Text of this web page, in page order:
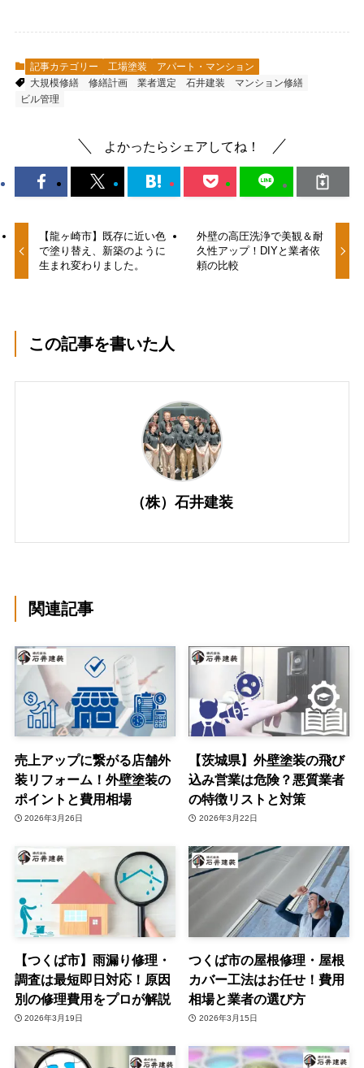
記事カテゴリー 工場塗装
アパート・マンション
大規模修繕
修繕計画 業者選定 石井建装
マンション修繕
ビル管理
よかったらシェアしてね！
【龍ヶ崎市】既存に近い色
で塗り替え、新築のように
生まれ変わりました。
外壁の高圧洗浄で美観＆耐
久性アップ！DIYと業者依
頼の比較
この記事を書いた人
（株）石井建装
関連記事
売上アップに繋がる店舗外
装リフォーム！外壁塗装の
ポイントと費用相場
2026年3月26日
【茨城県】外壁塗装の飛び
込み営業は危険？悪質業者
の特徴リストと対策
2026年3月22日
【つくば市】雨漏り修理・
調査は最短即日対応！原因
別の修理費用をプロが解説
2026年3月19日
つくば市の屋根修理・屋根
カバー工法はお任せ！費用
相場と業者の選び方
2026年3月15日